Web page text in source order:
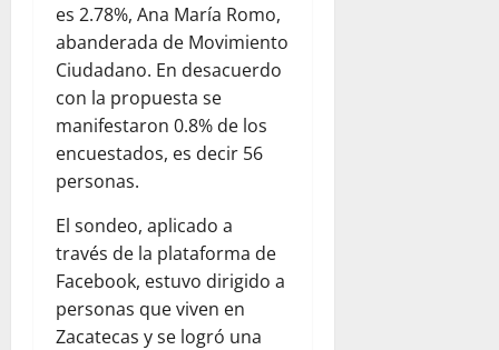
es 2.78%, Ana María Romo,
abanderada de Movimiento
Ciudadano. En desacuerdo
con la propuesta se
manifestaron 0.8% de los
encuestados, es decir 56
personas.
El sondeo, aplicado a
través de la plataforma de
Facebook, estuvo dirigido a
personas que viven en
Zacatecas y se logró una